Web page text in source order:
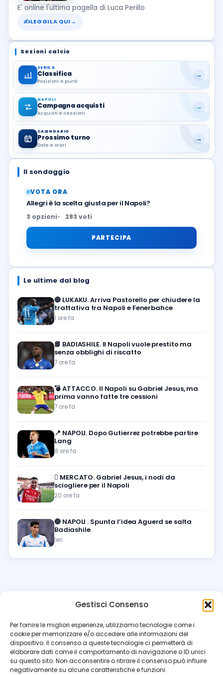
Gestisci Consenso
Per fornire le migliori esperienze, utilizziamo tecnologie come i
cookie per memorizzare e/o accedere alle informazioni del
dispositivo. Il consenso a queste tecnologie ci permetterà di
elaborare dati come il comportamento di navigazione o ID unici
su questo sito. Non acconsentire o ritirare il consenso può influire
negativamente su alcune caratteristiche e funzioni.
E' online l'ultima pagella di Luca Perillo
✍LEGGILA QUI →
Sezioni calcio
SERIE A
Classifica
Posizioni e punti
→
NAPOLI
Campagna acquisti
Acquisti e cessioni
→
CALENDARIO
Prossimo turno
Date e orari
→
Il sondaggio
VOTA ORA
Allegri è la scelta giusta per il Napoli?
3 opzioni 283 voti
PARTECIPA
Le ultime dal blog
🔴 LUKAKU. Arriva Pastorello per chiudere la
trattativa tra Napoli e Fenerbahce
1 ore fa
📘 BADIASHILE. Il Napoli vuole prestito ma
senza obblighi di riscatto
7 ore fa
💣ATTACCO. Il Napoli su Gabriel Jesus, ma
prima vanno fatte tre cessioni
7 ore fa
📍 NAPOLI. Dopo Gutierrez potrebbe partire
Lang
8 ore fa
🪎 MERCATO. Gabriel Jesus, i nodi da
sciogliere per il Napoli
20 ore fa
🔵 NAPOLI . Spunta l’idea Aguerd se salta
Badiashile
Ieri
azzurrissimo.it
Il blog di riferimento per i tifosi del Napoli. News, interviste,
pagelle e calciomercato. Testata giornalistica registrata
al Tribunale di Napoli (n. 48 dell’08/10/2012). Direttore Luca
Perillo